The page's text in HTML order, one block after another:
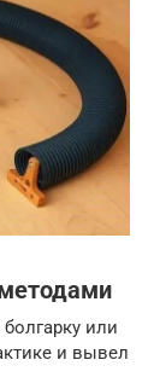
или
и вывел